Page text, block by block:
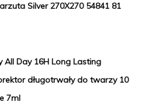
Silver 270X270 54841 81
All Day 16H Long Lasting
długotrwały do twarzy 10
7ml